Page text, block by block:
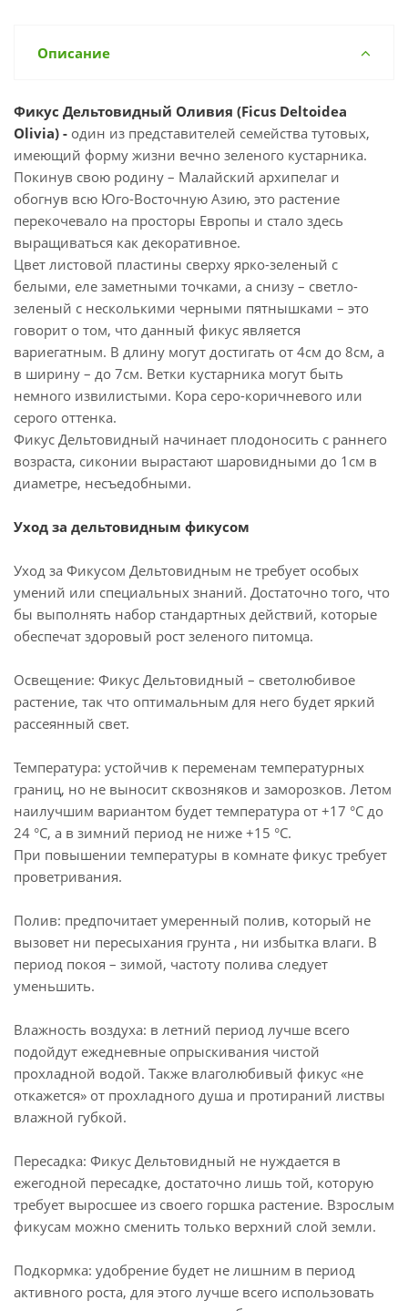
Описание
Фикус Дельтовидный Оливия (Ficus Deltoidea
Olivia) - один из представителей семейства тутовых,
имеющий форму жизни вечно зеленого кустарника.
Покинув свою родину – Малайский архипелаг и
обогнув всю Юго-Восточную Азию, это растение
перекочевало на просторы Европы и стало здесь
выращиваться как декоративное.
Цвет листовой пластины сверху ярко-зеленый с
белыми, еле заметными точками, а снизу – светло-
зеленый с несколькими черными пятнышками – это
говорит о том, что данный фикус является
вариегатным. В длину могут достигать от 4см до 8см, а
в ширину – до 7см. Ветки кустарника могут быть
немного извилистыми. Кора серо-коричневого или
серого оттенка.
Фикус Дельтовидный начинает плодоносить с раннего
возраста, сиконии вырастают шаровидными до 1см в
диаметре, несъедобными.
Уход за дельтовидным фикусом
Уход за Фикусом Дельтовидным не требует особых
умений или специальных знаний. Достаточно того, что
бы выполнять набор стандартных действий, которые
обеспечат здоровый рост зеленого питомца.
Освещение: Фикус Дельтовидный – светолюбивое
растение, так что оптимальным для него будет яркий
рассеянный свет.
Температура: устойчив к переменам температурных
границ, но не выносит сквозняков и заморозков. Летом
наилучшим вариантом будет температура от +17 °C до
24 °C, а в зимний период не ниже +15 °C.
При повышении температуры в комнате фикус требует
проветривания.
Полив: предпочитает умеренный полив, который не
вызовет ни пересыхания грунта , ни избытка влаги. В
период покоя – зимой, частоту полива следует
уменьшить.
Влажность воздуха: в летний период лучше всего
подойдут ежедневные опрыскивания чистой
прохладной водой. Также влаголюбивый фикус «не
откажется» от прохладного душа и протираний листвы
влажной губкой.
Пересадка: Фикус Дельтовидный не нуждается в
ежегодной пересадке, достаточно лишь той, которую
требует выросшее из своего горшка растение. Взрослым
фикусам можно сменить только верхний слой земли.
Подкормка: удобрение будет не лишним в период
активного роста, для этого лучше всего использовать